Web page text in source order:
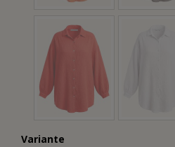
Variante